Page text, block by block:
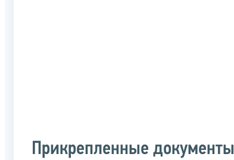
Прикрепленные документы